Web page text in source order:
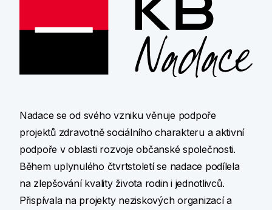
Nadace se od svého vzniku věnuje podpoře
projektů zdravotně sociálního charakteru a aktivní
podpoře v oblasti rozvoje občanské společnosti.
Během uplynulého čtvrtstoletí se nadace podílela
na zlepšování kvality života rodin i jednotlivců.
Přispívala na projekty neziskových organizací a